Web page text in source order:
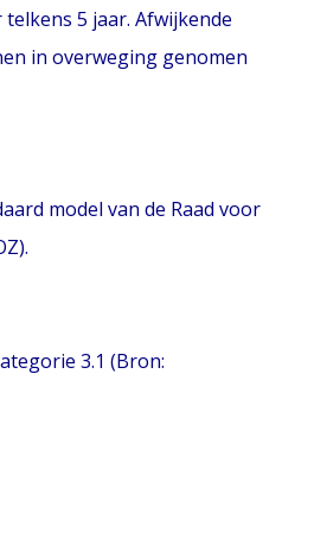
5 jaar. Afwijkende
in overweging genomen
model van de Raad voor
3.1 (Bron: